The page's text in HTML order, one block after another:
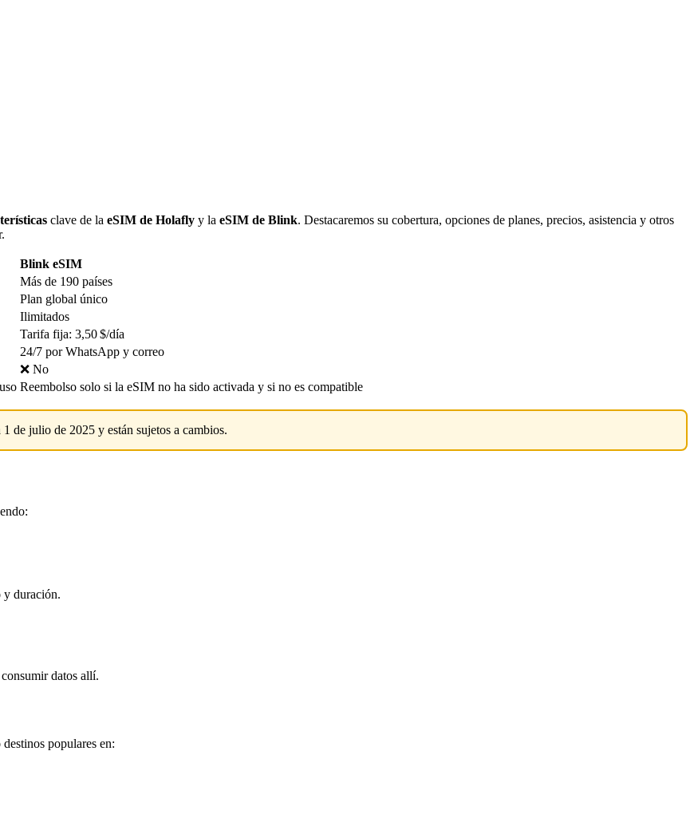
clave de la eSIM de Holafly y la eSIM de Blink. Destacaremos su cobertura, opciones de planes, precios, asistencia y otros
Blink eSIM
Más de 190 países
Plan global único
Ilimitados
Tarifa fija: 3,50 $/día
24/7 por WhatsApp y correo
❌ No
Reembolso solo si la eSIM no ha sido activada y si no es compatible
de julio de 2025 y están sujetos a cambios.
y duración.
datos allí.
populares en: